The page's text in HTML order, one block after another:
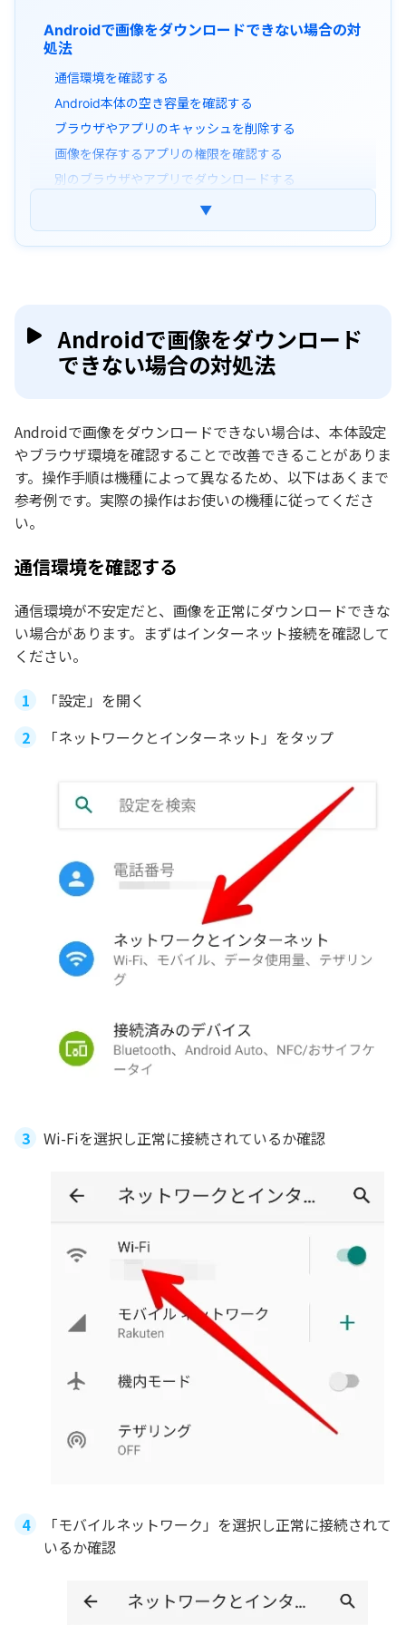
Androidで画像をダウンロードできない場合の対
処法
通信環境を確認する
Android本体の空き容量を確認する
ブラウザやアプリのキャッシュを削除する
画像を保存するアプリの権限を確認する
別のブラウザやアプリでダウンロードする
保存先やダウンロードフォルダを変更する
くある質問
まとめ
▼
Androidで画像をダウンロード
できない場合の対処法
Androidで画像をダウンロードできない場合は、本体設定
やブラウザ環境を確認することで改善できることがありま
す。操作手順は機種によって異なるため、以下はあくまで
参考例です。実際の操作はお使いの機種に従ってくださ
い。
通信環境を確認する
通信環境が不安定だと、画像を正常にダウンロードできな
い場合があります。まずはインターネット接続を確認して
ください。
「設定」を開く
「ネットワークとインターネット」をタップ
Wi-Fiを選択し正常に接続されているか確認
「モバイルネットワーク」を選択し正常に接続されて
いるか確認